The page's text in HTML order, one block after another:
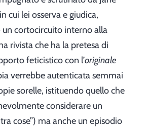
cui lei osserva e giudica,
cortocircuito interno alla
rivista che ha la pretesa di
feticistico con l’originale
verrebbe autenticata semmai
sorelle, istituendo quello che
considerare un
cose”) ma anche un episodio